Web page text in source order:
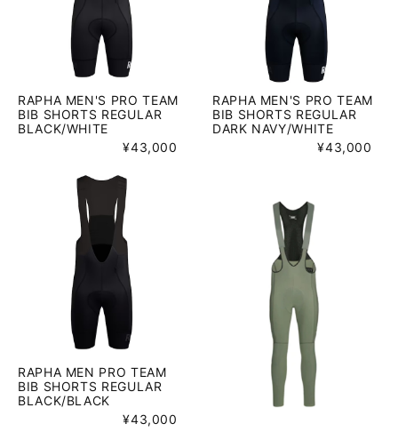
RAPHA MEN'S PRO TEAM
BIB SHORTS REGULAR
BLACK/WHITE
¥43,000
RAPHA MEN'S PRO TEAM
BIB SHORTS REGULAR
DARK NAVY/WHITE
¥43,000
RAPHA MEN PRO TEAM
BIB SHORTS REGULAR
BLACK/BLACK
¥43,000